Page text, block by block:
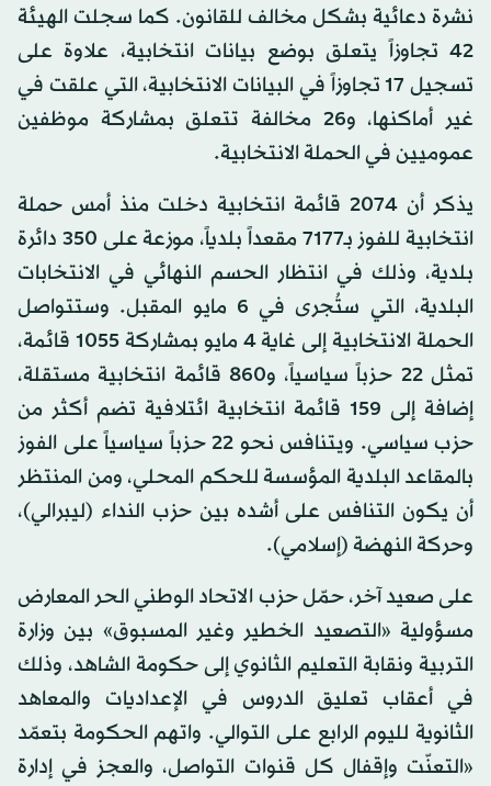
نشرة دعائية بشكل مخالف للقانون. كما سجلت الهيئة
42 تجاوزاً يتعلق بوضع بيانات انتخابية، علاوة على
تسجيل 17 تجاوزاً في البيانات الانتخابية، التي علقت في
غير أماكنها، و26 مخالفة تتعلق بمشاركة موظفين
عموميين في الحملة الانتخابية.
يذكر أن 2074 قائمة انتخابية دخلت منذ أمس حملة
انتخابية للفوز بـ7177 مقعداً بلدياً، موزعة على 350 دائرة
بلدية، وذلك في انتظار الحسم النهائي في الانتخابات
البلدية، التي ستُجرى في 6 مايو المقبل. وستتواصل
الحملة الانتخابية إلى غاية 4 مايو بمشاركة 1055 قائمة،
تمثل 22 حزباً سياسياً، و860 قائمة انتخابية مستقلة،
إضافة إلى 159 قائمة انتخابية ائتلافية تضم أكثر من
حزب سياسي. ويتنافس نحو 22 حزباً سياسياً على الفوز
بالمقاعد البلدية المؤسسة للحكم المحلي، ومن المنتظر
أن يكون التنافس على أشده بين حزب النداء (ليبرالي)،
وحركة النهضة (إسلامي).
على صعيد آخر، حمّل حزب الاتحاد الوطني الحر المعارض
مسؤولية «التصعيد الخطير وغير المسبوق» بين وزارة
التربية ونقابة التعليم الثانوي إلى حكومة الشاهد، وذلك
في أعقاب تعليق الدروس في الإعداديات والمعاهد
الثانوية لليوم الرابع على التوالي. واتهم الحكومة بتعمّد
«التعنّت وإقفال كل قنوات التواصل، والعجز في إدارة